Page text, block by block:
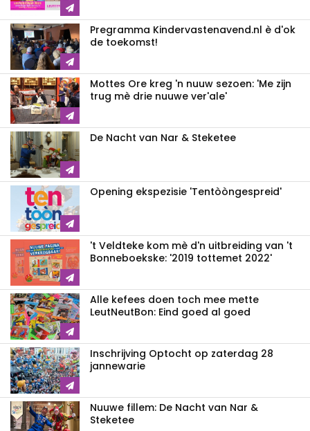
Pregramma Kindervastenavend.nl è d'ok
de toekomst!
Mottes Ore kreg 'n nuuw sezoen: 'Me zijn
trug mè drie nuuwe ver'ale'
De Nacht van Nar & Steketee
Opening ekspezisie 'Tentòòngespreid'
't Veldteke kom mè d'n uitbreiding van 't
Bonneboekske: '2019 tottemet 2022'
Alle kefees doen toch mee mette
LeutNeutBon: Eind goed al goed
Inschrijving Optocht op zaterdag 28
jannewarie
Nuuwe fillem: De Nacht van Nar &
Steketee